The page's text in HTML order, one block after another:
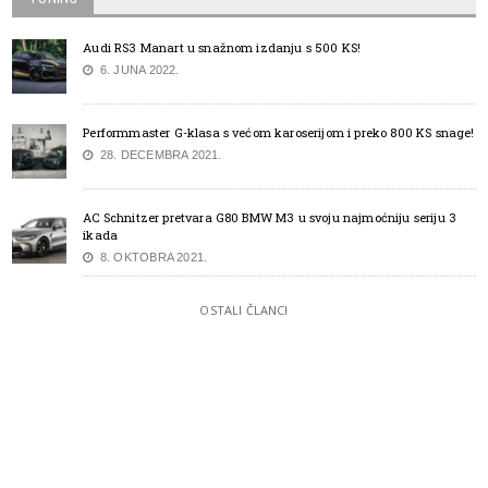
Audi RS3 Manart u snažnom izdanju s 500 KS!
6. JUNA 2022.
Performmaster G-klasa s većom karoserijom i preko 800 KS snage!
28. DECEMBRA 2021.
AC Schnitzer pretvara G80 BMW M3 u svoju najmoćniju seriju 3
ikada
8. OKTOBRA 2021.
OSTALI ČLANCI